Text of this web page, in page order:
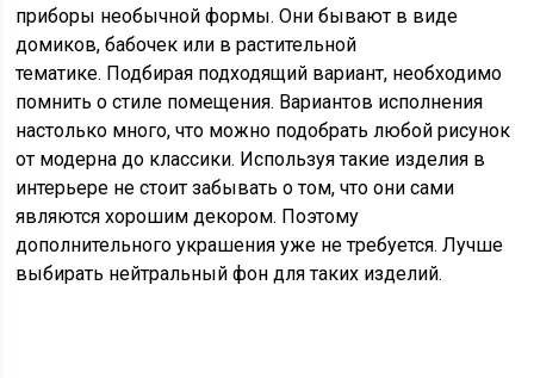
приборы необычной формы. Они бывают в виде
домиков, бабочек или в растительной
тематике. Подбирая подходящий вариант, необходимо
помнить о стиле помещения. Вариантов исполнения
настолько много, что можно подобрать любой рисунок
от модерна до классики. Используя такие изделия в
интерьере не стоит забывать о том, что они сами
являются хорошим декором. Поэтому
дополнительного украшения уже не требуется. Лучше
выбирать нейтральный фон для таких изделий.